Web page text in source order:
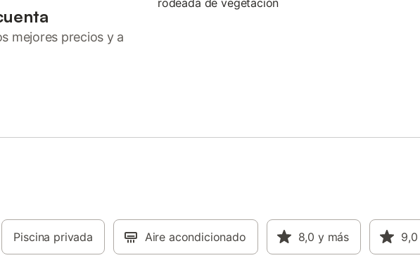
mejores precios y a
Piscina privada Aire acondicionado 8,0 y más 9,0